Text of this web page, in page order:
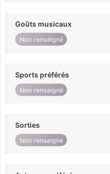
Goûts musicaux
Non renseigné
Sports préférés
Non renseigné
Sorties
Non renseigné